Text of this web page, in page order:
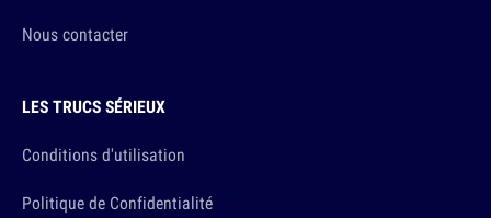
Nous contacter
LES TRUCS SÉRIEUX
Conditions d'utilisation
Politique de Confidentialité